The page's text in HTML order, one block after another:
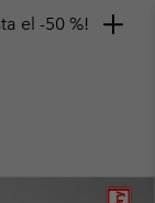
el -50 %!